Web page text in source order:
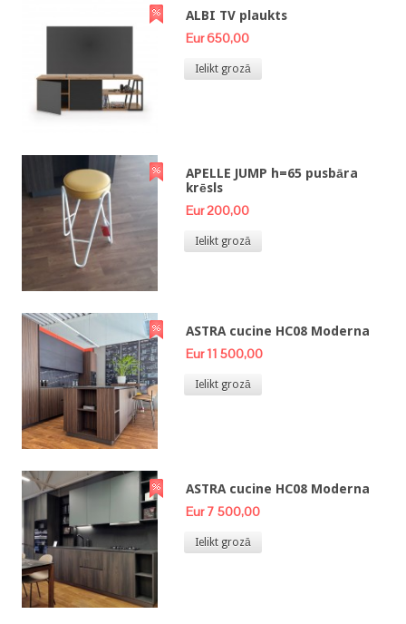
ALBI TV plaukts
Eur 650,00
Ielikt grozā
APELLE JUMP h=65 pusbāra
krēsls
Eur 200,00
Ielikt grozā
ASTRA cucine HC08 Moderna
Eur 11 500,00
Ielikt grozā
ASTRA cucine HC08 Moderna
Eur 7 500,00
Ielikt grozā